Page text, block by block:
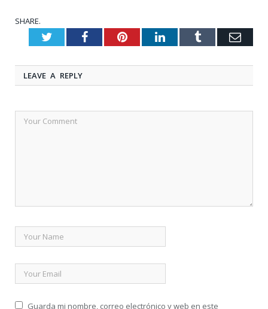
SHARE.
TwitterFacebookPinterestLinkedInTumblr
LEAVE A REPLY
Guarda mi nombre, correo electrónico y web en este